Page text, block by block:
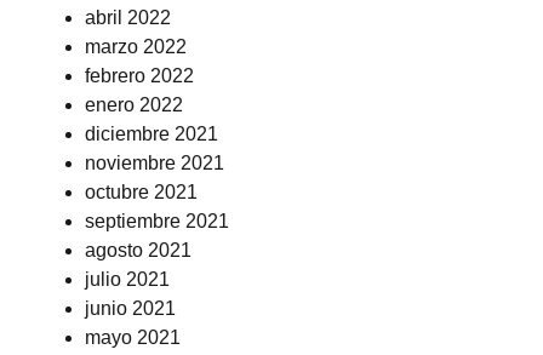
abril 2022
marzo 2022
febrero 2022
enero 2022
diciembre 2021
noviembre 2021
octubre 2021
septiembre 2021
agosto 2021
julio 2021
junio 2021
mayo 2021